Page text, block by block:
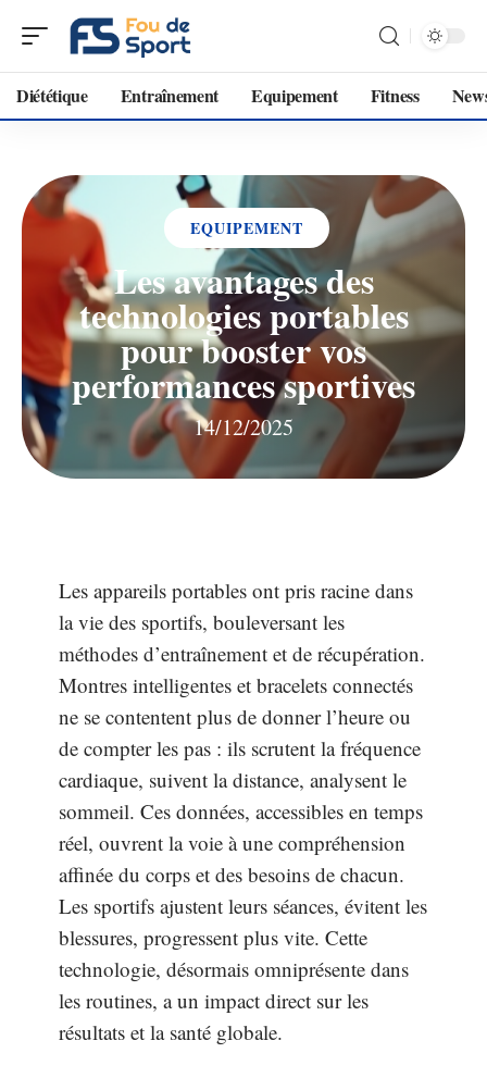
Diététique Entraînement Equipement Fitness
EQUIPEMENT
Les avantages des
technologies portables
pour booster vos
performances sportives
14/12/2025
Les appareils portables ont pris racine dans
la vie des sportifs, bouleversant les
méthodes d’entraînement et de récupération.
Montres intelligentes et bracelets connectés
ne se contentent plus de donner l’heure ou
de compter les pas : ils scrutent la fréquence
cardiaque, suivent la distance, analysent le
sommeil. Ces données, accessibles en temps
réel, ouvrent la voie à une compréhension
affinée du corps et des besoins de chacun.
Les sportifs ajustent leurs séances, évitent les
blessures, progressent plus vite. Cette
technologie, désormais omniprésente dans
les routines, a un impact direct sur les
résultats et la santé globale.